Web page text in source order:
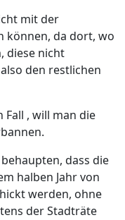
mit der
können, da dort, wo
diese nicht
den restlichen
Fall , will man die
dass die
halben Jahr von
werden, ohne
der Stadträte